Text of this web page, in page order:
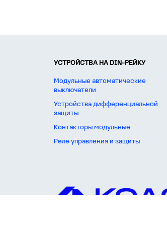
УСТРОЙСТВА НА DIN-РЕЙКУ
Модульные автоматические
выключатели
Устройства дифференциальной
защиты
Контакторы модульные
Реле управления и защиты